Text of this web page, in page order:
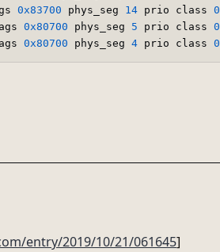
0x83700 phys_seg 14 prio class 0
0x80700 phys_seg 5 prio class 0
0x80700 phys_seg 4 prio class 0
entry/2019/10/21/061645]